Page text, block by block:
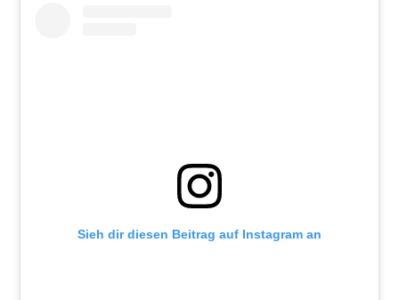
Sieh dir diesen Beitrag auf Instagram an